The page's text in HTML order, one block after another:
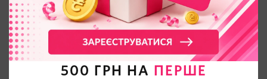
500 ГРН НА
ПЕРШЕ